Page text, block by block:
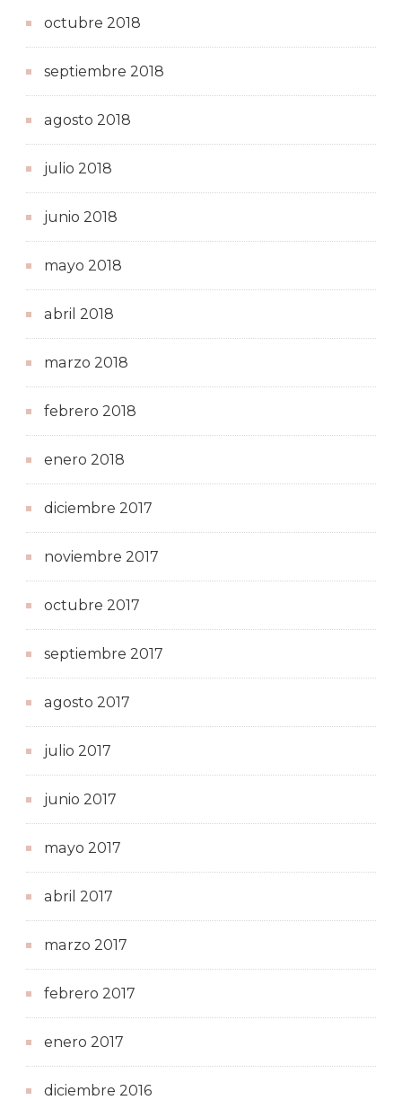
octubre 2018
septiembre 2018
agosto 2018
julio 2018
junio 2018
mayo 2018
abril 2018
marzo 2018
febrero 2018
enero 2018
diciembre 2017
noviembre 2017
octubre 2017
septiembre 2017
agosto 2017
julio 2017
junio 2017
mayo 2017
abril 2017
marzo 2017
febrero 2017
enero 2017
diciembre 2016